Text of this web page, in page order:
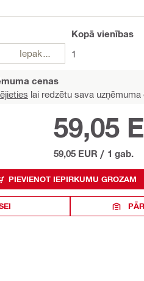
Iepakojumi
Kopā vienības
1
cenas
lai redzētu sava uzņēmuma
59,05
59,05 EUR / 1 gab.
PIEVIENOT IEPIRKUMU GROZAM